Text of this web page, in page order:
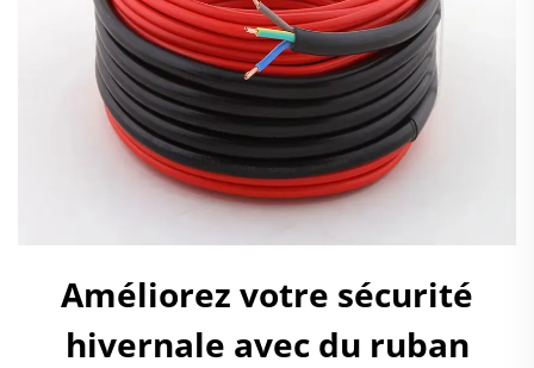
Améliorez votre sécurité
hivernale avec du ruban